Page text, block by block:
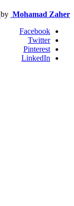
by Mohamad Zaher
Facebook
Twitter
Pinterest
LinkedIn